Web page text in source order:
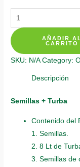
Kits
De
Siembra
Para
Lulo
quantity
AÑADIR AL
CARRITO
SKU: N/A Category:
Descripción
Semillas + Turba
Contenido del
1. Semillas.
2. 8 Lt de
3. Semillas de